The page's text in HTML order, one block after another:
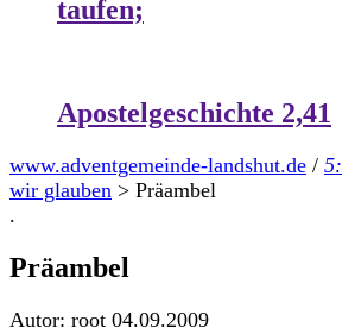
taufen;
Apostelgeschichte 2,41
www.adventgemeinde-landshut.de / 5:
wir glauben > Präambel
.
Präambel
Autor: root 04.09.2009